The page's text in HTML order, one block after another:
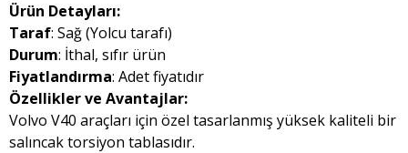
Ürün Detayları:
Taraf: Sağ (Yolcu tarafı)
Durum: İthal, sıfır ürün
Fiyatlandırma: Adet fiyatıdır
Özellikler ve Avantajlar:
Volvo V40 araçları için özel tasarlanmış yüksek kaliteli bir
salıncak torsiyon tablasıdır.